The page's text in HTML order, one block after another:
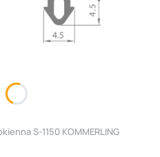
S-1150 KOMMERLING